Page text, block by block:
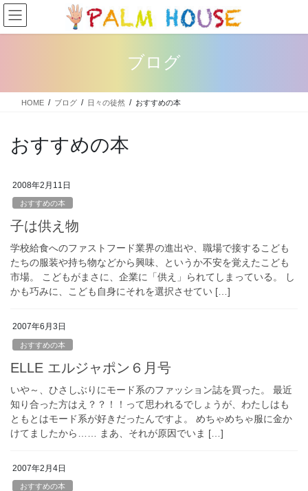
コ
ン
テ
ス
ナ
ビ
ゲ
ン
ブログ
HOME ブログ 日々の徒然 おすすめの本
おすすめの本
2008年2月11日
おすすめの本
子は供え物
学校給食へのファストフード業界の進出や、職場で接するこども
たちの服装や持ち物などから興味、というか不安を覚えたこども
市場。 こどもがまさに、企業に「供え」られてしまっている。 し
かも巧みに、こども自身にそれを選択させてい […]
2007年6月3日
おすすめの本
ELLE エルジャポン６月号
いや～、ひさしぶりにモード系のファッション誌を買った。 最近
知り合った方はえ？？！！って思われるでしょうが、わたしはも
ともとはモード系が好きだったんですよ。 めちゃめちゃ服に金か
けてましたから…… まあ、それが原因でいま […]
2007年2月4日
おすすめの本